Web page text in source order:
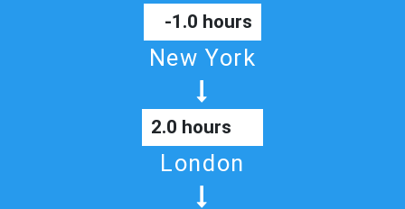
-1.0 hours
New York
2.0 hours
London